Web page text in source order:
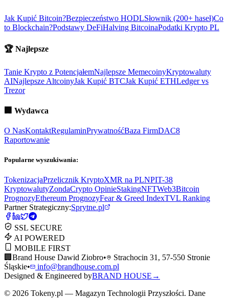
Jak Kupić Bitcoin?Bezpieczeństwo HODLSłownik (200+ haseł)Co
to Blockchain?Podstawy DeFiHalving BitcoinaPodatki Krypto PL
🏆 Najlepsze
Tanie Krypto z PotencjałemNajlepsze MemecoinyKryptowaluty
AINajlepsze AltcoinyJak Kupić BTCJak Kupić ETHLedger vs
Trezor
🏢 Wydawca
O NasKontaktRegulaminPrywatnośćBaza FirmDAC8
Raportowanie
Popularne wyszukiwania:
TokenizacjaPrzelicznik KryptoXMR na PLNPIT-38
KryptowalutyZondaCrypto OpinieStakingNFTWeb3Bitcoin
PrognozyEthereum PrognozyFear & Greed IndexTVL Ranking
Partner Strategiczny:Sprytne.pl
SSL SECURE
AI POWERED
MOBILE FIRST
🏢 Brand House Dawid Ziobro•
Strachocin 31, 57-550 Stronie
Śląskie•
info@brandhouse.com.pl
Designed & Engineered byBRAND HOUSE →
© 2026 Tokeny.pl — Magazyn Technologii Przyszłości. Dane